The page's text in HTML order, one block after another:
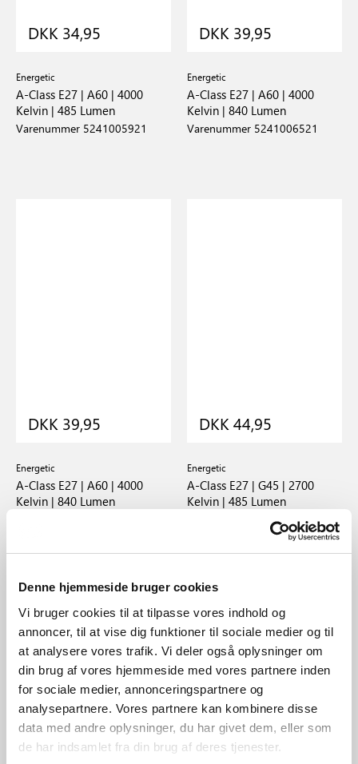
Denne hjemmeside bruger cookies
Vi bruger cookies til at tilpasse vores indhold og
annoncer, til at vise dig funktioner til sociale medier og til
at analysere vores trafik. Vi deler også oplysninger om
din brug af vores hjemmeside med vores partnere inden
for sociale medier, annonceringspartnere og
analysepartnere. Vores partnere kan kombinere disse
data med andre oplysninger, du har givet dem, eller som
de har indsamlet fra din brug af deres tjenester.
DKK 34,95
Energetic
A-Class E27 | A60 | 4000
Kelvin | 485 Lumen
Varenummer 5241005921
DKK 39,95
Energetic
A-Class E27 | A60 | 4000
Kelvin | 840 Lumen
Varenummer 5241006521
DKK 39,95
Energetic
A-Class E27 | A60 | 4000
Kelvin | 840 Lumen
DKK 44,95
Energetic
A-Class E27 | G45 | 2700
Kelvin | 485 Lumen
Varenummer 5222000721